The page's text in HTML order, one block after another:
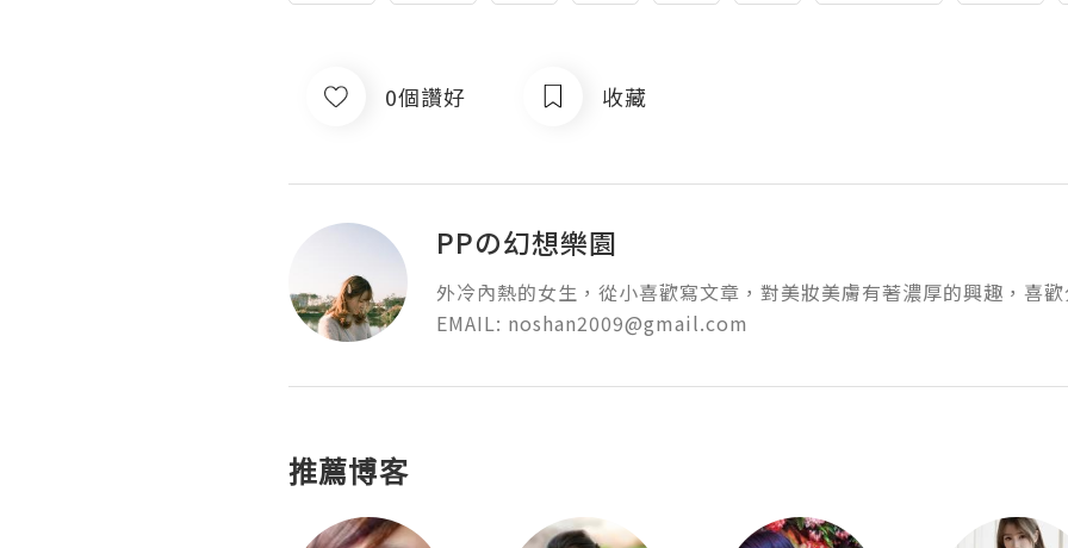
0個讚好 收藏
PPの幻想樂園
外冷內熱的女生，從小喜歡寫文章，對美妝美膚有著濃厚的興趣，喜
EMAIL: noshan2009@gmail.com
推薦博客